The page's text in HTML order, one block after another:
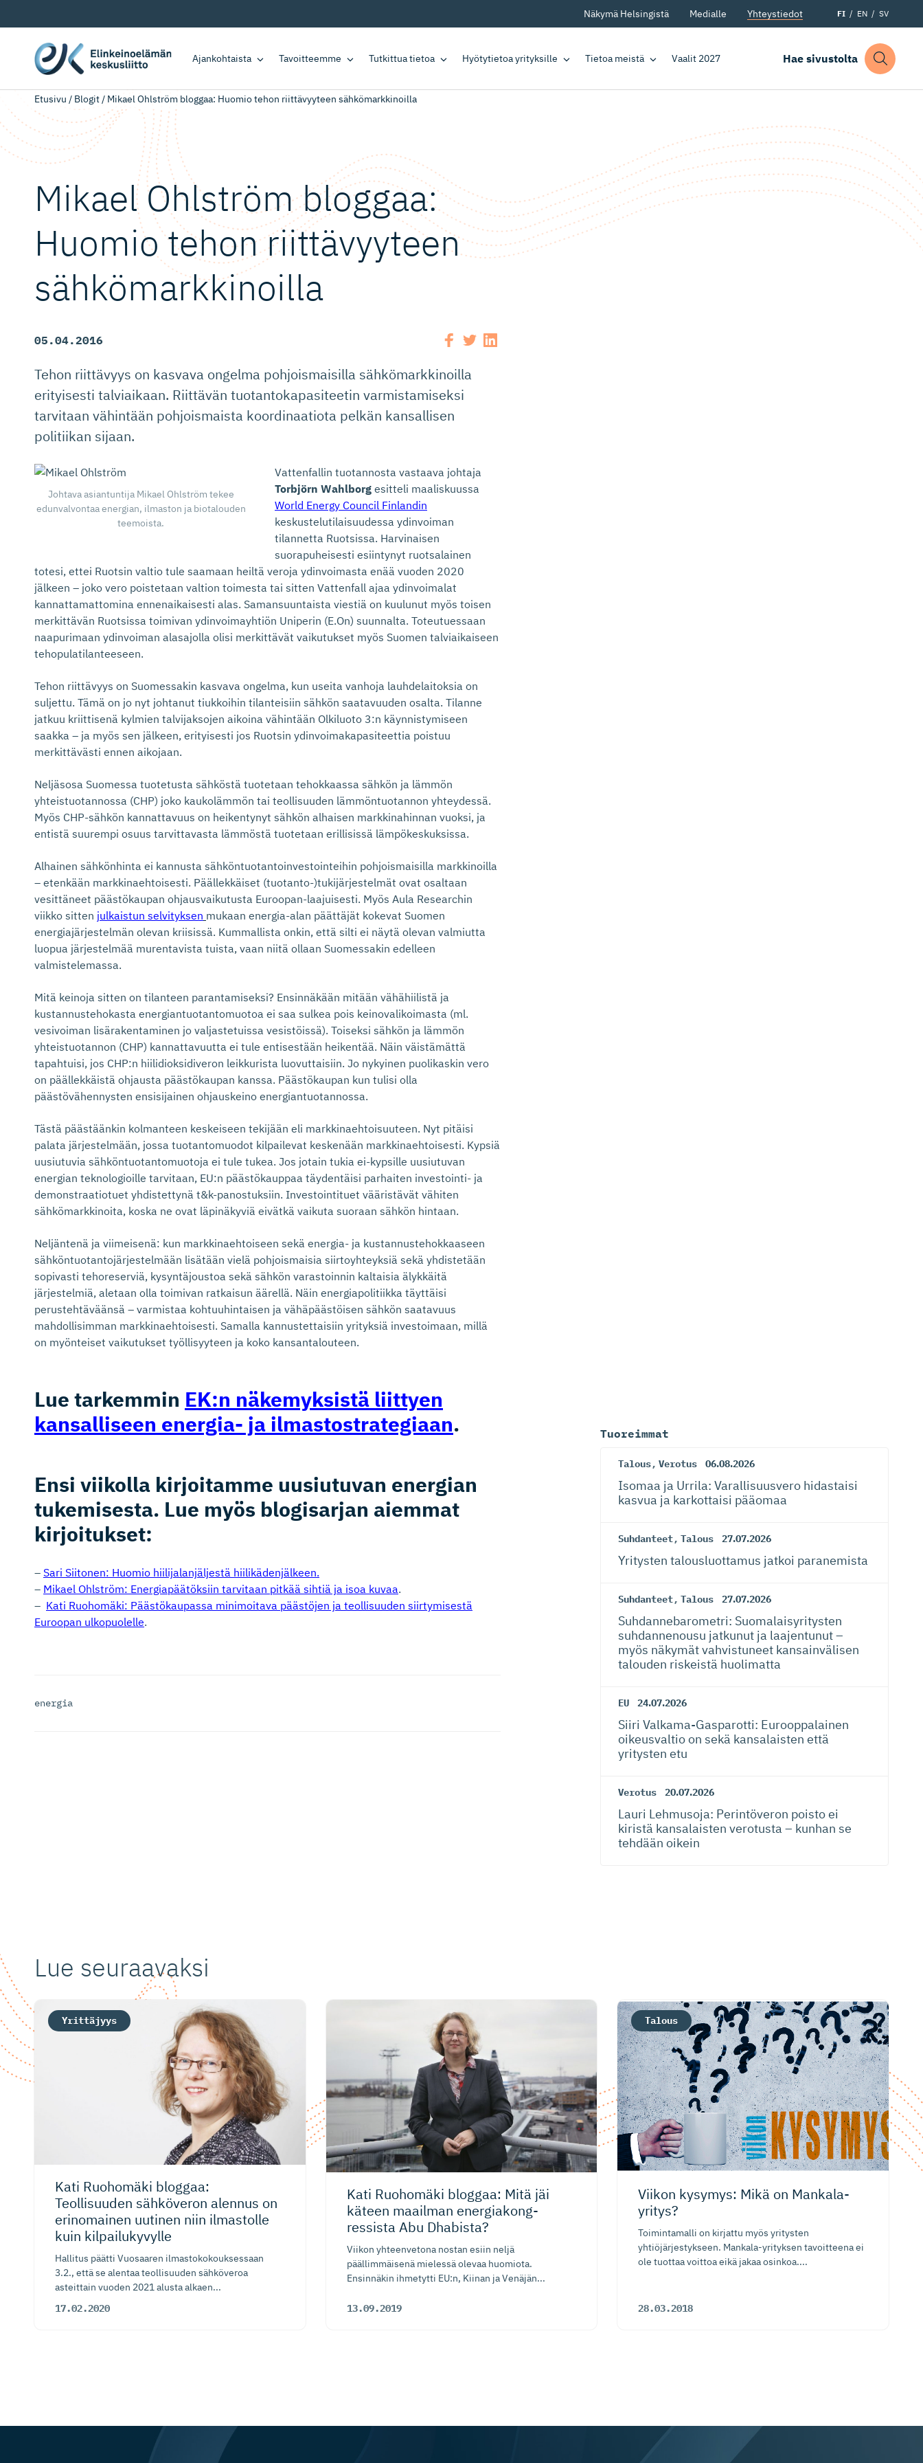
Näkymä Helsingistä Medialle Yhteystiedot FI EN SV
Ajankohtaista Tavoitteemme Tutkittua tietoa Hyötytietoa yrityksille Tietoa meistä Vaalit 2027 Hae sivustolta
Etusivu / Blogit/ Mikael Ohlström bloggaa: Huomio tehon riittävyyteen sähkömarkkinoilla
Mikael Ohlström bloggaa:
Huomio tehon riittävyyteen
sähkömark­kinoilla
05.04.2016
Tehon riittävyys on kasvava ongelma pohjoismaisilla sähkömarkkinoilla
erityisesti talviaikaan. Riittävän tuotantokapasiteetin varmistamiseksi
tarvitaan vähintään pohjoismaista koordinaatiota pelkän kansallisen
politiikan sijaan.
Johtava asiantuntija Mikael Ohlström tekee
edunvalvontaa energian, ilmaston ja biotalouden
teemoista.
Vattenfallin tuotannosta vastaava johtaja
Torbjörn Wahlborg esitteli maaliskuussa
World Energy Council Finlandin
keskustelutilaisuudessa ydinvoiman
tilannetta Ruotsissa. Harvinaisen
suorapuheisesti esiintynyt ruotsalainen
totesi, ettei Ruotsin valtio tule saamaan heiltä veroja ydinvoimasta enää vuoden 2020
jälkeen – joko vero poistetaan valtion toimesta tai sitten Vattenfall ajaa ydinvoimalat
kannattamattomina ennenaikaisesti alas. Samansuuntaista viestiä on kuulunut myös toisen
merkittävän Ruotsissa toimivan ydinvoimayhtiön Uniperin (E.On) suunnalta. Toteutuessaan
naapurimaan ydinvoiman alasajolla olisi merkittävät vaikutukset myös Suomen talviaikaiseen
tehopulatilanteeseen.
Tehon riittävyys on Suomessakin kasvava ongelma, kun useita vanhoja lauhdelaitoksia on
suljettu. Tämä on jo nyt johtanut tiukkoihin tilanteisiin sähkön saatavuuden osalta. Tilanne
jatkuu kriittisenä kylmien talvijaksojen aikoina vähintään Olkiluoto 3:n käynnistymiseen
saakka – ja myös sen jälkeen, erityisesti jos Ruotsin ydinvoimakapasiteettia poistuu
merkittävästi ennen aikojaan.
Neljäsosa Suomessa tuotetusta sähköstä tuotetaan tehokkaassa sähkön ja lämmön
yhteistuotannossa (CHP) joko kaukolämmön tai teollisuuden lämmöntuotannon yhteydessä.
Myös CHP-sähkön kannattavuus on heikentynyt sähkön alhaisen markkinahinnan vuoksi, ja
entistä suurempi osuus tarvittavasta lämmöstä tuotetaan erillisissä lämpökeskuksissa.
Alhainen sähkönhinta ei kannusta sähköntuotantoinvestointeihin pohjoismaisilla markkinoilla
– etenkään markkinaehtoisesti. Päällekkäiset (tuotanto-)tukijärjestelmät ovat osaltaan
vesittäneet päästökaupan ohjausvaikutusta Euroopan-laajuisesti. Myös Aula Researchin
viikko sitten julkaistun selvityksen mukaan energia-alan päättäjät kokevat Suomen
energiajärjestelmän olevan kriisissä. Kummallista onkin, että silti ei näytä olevan valmiutta
luopua järjestelmää murentavista tuista, vaan niitä ollaan Suomessakin edelleen
valmistelemassa.
Mitä keinoja sitten on tilanteen parantamiseksi? Ensinnäkään mitään vähähiilistä ja
kustannustehokasta energiantuotantomuotoa ei saa sulkea pois keinovalikoimasta (ml.
vesivoiman lisärakentaminen jo valjastetuissa vesistöissä). Toiseksi sähkön ja lämmön
yhteistuotannon (CHP) kannattavuutta ei tule entisestään heikentää. Näin väistämättä
tapahtuisi, jos CHP:n hiilidioksidiveron leikkurista luovuttaisiin. Jo nykyinen puolikaskin vero
on päällekkäistä ohjausta päästökaupan kanssa. Päästökaupan kun tulisi olla
päästövähennysten ensisijainen ohjauskeino energiantuotannossa.
Tästä päästäänkin kolmanteen keskeiseen tekijään eli markkinaehtoisuuteen. Nyt pitäisi
palata järjestelmään, jossa tuotantomuodot kilpailevat keskenään markkinaehtoisesti. Kypsiä
uusiutuvia sähköntuotantomuotoja ei tule tukea. Jos jotain tukia ei-kypsille uusiutuvan
energian teknologioille tarvitaan, EU:n päästökauppaa täydentäisi parhaiten investointi- ja
demonstraatiotuet yhdistettynä t&k-panostuksiin. Investointituet vääristävät vähiten
sähkömarkkinoita, koska ne ovat läpinäkyviä eivätkä vaikuta suoraan sähkön hintaan.
Neljäntenä ja viimeisenä: kun markkinaehtoiseen sekä energia- ja kustannustehokkaaseen
sähköntuotantojärjestelmään lisätään vielä pohjoismaisia siirtoyhteyksiä sekä yhdistetään
sopivasti tehoreserviä, kysyntäjoustoa sekä sähkön varastoinnin kaltaisia älykkäitä
järjestelmiä, aletaan olla toimivan ratkaisun äärellä. Näin energiapolitiikka täyttäisi
perustehtäväänsä – varmistaa kohtuuhintaisen ja vähäpäästöisen sähkön saatavuus
mahdollisimman markkinaehtoisesti. Samalla kannustettaisiin yrityksiä investoimaan, millä
on myönteiset vaikutukset työllisyyteen ja koko kansantalouteen.
Lue tarkemmin EK:n näkemyksistä liittyen
kansalliseen energia- ja ilmastost­ra­tegiaan.
Ensi viikolla kirjoitamme uusiutuvan energian
tukemisesta. Lue myös blogisarjan aiemmat
kirjoitukset:
– Sari Siitonen: Huomio hiilijalanjäljestä hiilikädenjälkeen.
– Mikael Ohlström: Energiapäätöksiin tarvitaan pitkää sihtiä ja isoa kuvaa.
– Kati Ruohomäki: Päästökaupassa minimoitava päästöjen ja teollisuuden siirtymisestä
Euroopan ulkopuolelle.
energia
Tuoreimmat
Talous, Verotus 06.08.2026
Isomaa ja Urrila: Varallisuusvero hidastaisi
kasvua ja karkottaisi pääomaa
Suhdanteet, Talous 27.07.2026
Yritysten talousluottamus jatkoi paranemista
Suhdanteet, Talous 27.07.2026
Suhdanneba­ro­metri: Suomalaisy­ri­tysten
suhdannenousu jatkunut ja laajentunut –
myös näkymät vahvistuneet kansainvälisen
talouden riskeistä huolimatta
EU 24.07.2026
Siiri Valkama-Gas­pa­rotti: Eurooppalainen
oikeusvaltio on sekä kansalaisten että
yritysten etu
Verotus 20.07.2026
Lauri Lehmusoja: Perintöveron poisto ei
kiristä kansalaisten verotusta – kunhan se
tehdään oikein
Lue seuraavaksi
Kati Ruohomäki bloggaa:
Teollisuuden sähköveron alennus on
erinomainen uutinen niin ilmastolle
kuin kilpailukyvylle
Hallitus päätti Vuosaaren ilmastokokouksessaan
3.2., että se alentaa teollisuuden sähköveroa
asteittain vuoden 2021 alusta alkaen...
17.02.2020
Yrittäjyys
Kati Ruohomäki bloggaa: Mitä jäi
käteen maailman energiakong­
ressista Abu Dhabista?
Viikon yhteenvetona nostan esiin neljä
päällimmäisenä mielessä olevaa huomiota.
Ensinnäkin ihmetytti EU:n, Kiinan ja Venäjän...
13.09.2019
Viikon kysymys: Mikä on Mankala-
yritys?
Toimintamalli on kirjattu myös yritysten
yhtiöjärjestykseen. Mankala-yrityksen tavoitteena ei
ole tuottaa voittoa eikä jakaa osinkoa....
28.03.2018
Talous